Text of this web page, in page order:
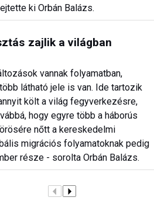
ki Orbán Balázs.
zajlik a világban
vannak folyamatban,
látható jele is van. Ide tartozik
költ a világ fegyverkezésre,
hogy egyre több a háborús
nőtt a kereskedelmi
migrációs folyamatoknak pedig
része - sorolta Orbán Balázs.